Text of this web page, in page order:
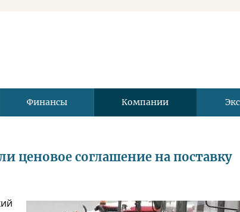
Финансы Компании
ценовое соглашение на поставку